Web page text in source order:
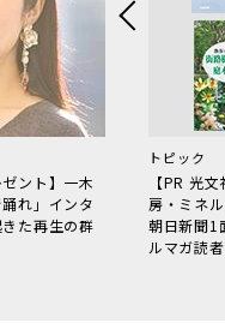
ント】一木
れ」インタ
た再生の群
トピック
【PR 光
房・ミネ
朝日新聞1
ルマガ読